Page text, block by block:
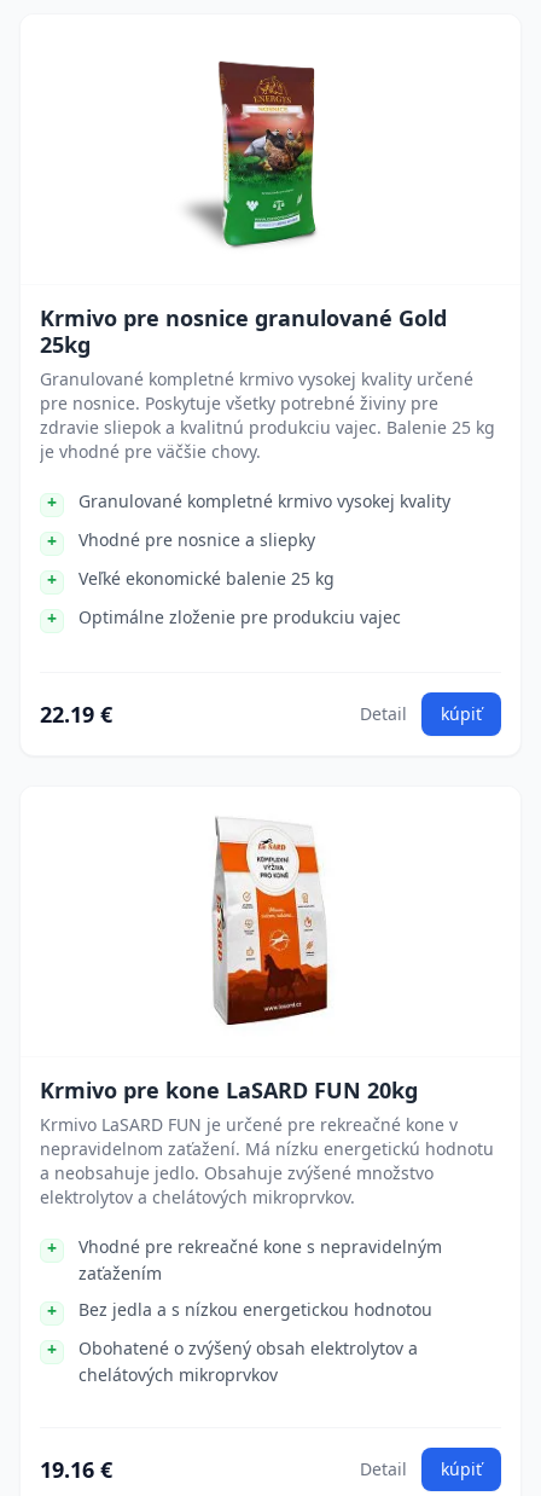
Krmivo pre nosnice granulované Gold
25kg
Granulované kompletné krmivo vysokej kvality určené
pre nosnice. Poskytuje všetky potrebné živiny pre
zdravie sliepok a kvalitnú produkciu vajec. Balenie 25 kg
je vhodné pre väčšie chovy.
Granulované kompletné krmivo vysokej kvality
Vhodné pre nosnice a sliepky
Veľké ekonomické balenie 25 kg
Optimálne zloženie pre produkciu vajec
22.19 € Detail kúpiť
Krmivo pre kone LaSARD FUN 20kg
Krmivo LaSARD FUN je určené pre rekreačné kone v
nepravidelnom zaťažení. Má nízku energetickú hodnotu
a neobsahuje jedlo. Obsahuje zvýšené množstvo
elektrolytov a chelátových mikroprvkov.
Vhodné pre rekreačné kone s nepravidelným
zaťažením
Bez jedla a s nízkou energetickou hodnotou
Obohatené o zvýšený obsah elektrolytov a
chelátových mikroprvkov
19.16 € Detail kúpiť